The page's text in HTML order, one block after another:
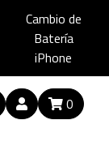
Cambio de
Batería
iPhone
0